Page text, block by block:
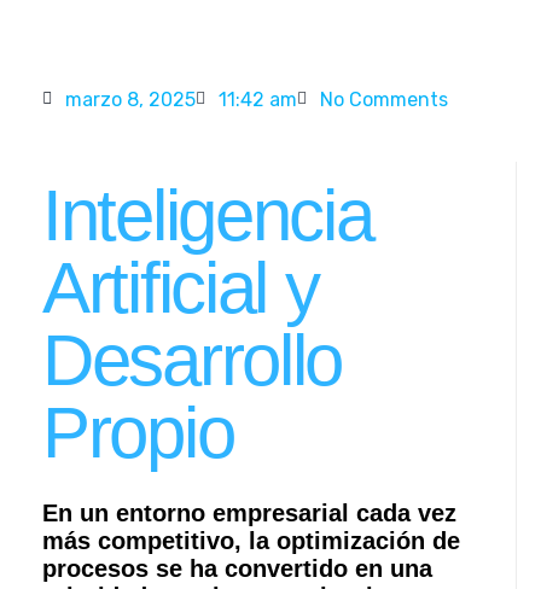
marzo 8, 2025 11:42 am No Comments
Inteligencia
Artificial y
Desarrollo
Propio
En un entorno empresarial cada vez
más competitivo, la optimización de
procesos se ha convertido en una